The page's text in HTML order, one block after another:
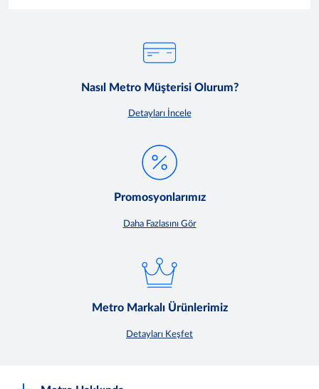
Nasıl Metro Müşterisi Olurum?
Detayları İncele
Promosyonlarımız
Daha Fazlasını Gör
Metro Markalı Ürünlerimiz
Detayları Keşfet